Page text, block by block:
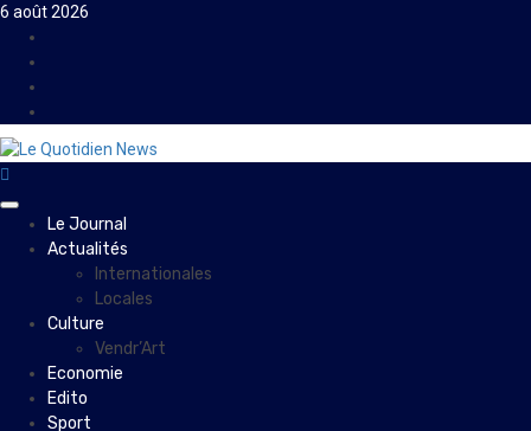
Skip
content
6 août 2026
PrimaryLe Journal
Actualités
Internationales
Locales
Culture
Vendr’Art
Economie
Edito
Sport